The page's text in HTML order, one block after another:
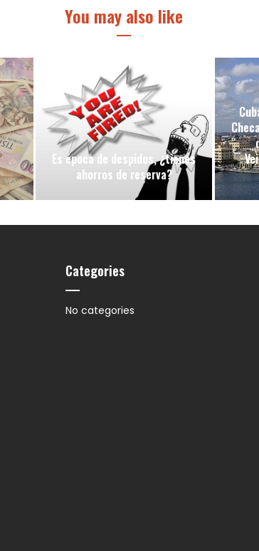
You may also like
Es época de despidos, ¿tienes
ahorros de reserva?
Categories
No categories